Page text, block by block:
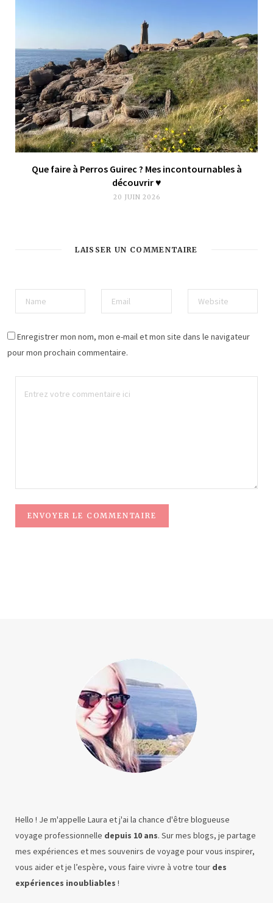
Que faire à Perros Guirec ? Mes incontournables à
découvrir ♥︎
20 JUIN 2026
LAISSER UN COMMENTAIRE
Enregistrer mon nom, mon e-mail et mon site dans le navigateur
pour mon prochain commentaire.
Hello ! Je m'appelle Laura et j'ai la chance d'être blogueuse
voyage professionnelle depuis 10 ans. Sur mes blogs, je partage
mes expériences et mes souvenirs de voyage pour vous inspirer,
vous aider et je l’espère, vous faire vivre à votre tour des
expériences inoubliables !